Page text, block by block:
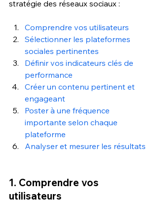
stratégie des réseaux sociaux :
Comprendre vos utilisateurs
Sélectionner les plateformes
sociales pertinentes
Définir vos indicateurs clés de
performance
Créer un contenu pertinent et
engageant
Poster à une fréquence
importante selon chaque
plateforme
Analyser et mesurer les résultats
1. Comprendre vos
utilisateurs